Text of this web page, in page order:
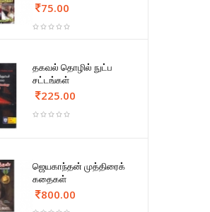
75.00
தகவல் தொழில் நுட்ப
சட்டங்கள்
225.00
ஜெயகாந்தன் முத்திரைக்
கதைகள்
800.00